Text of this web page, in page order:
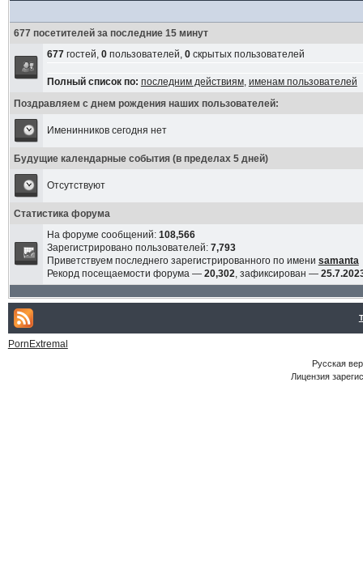
677 посетителей за последние 15 минут
677гостей, 0пользователей, 0скрытых пользователей
Полный список по: последним действиям, именам пользователей
Поздравляем с днем рождения наших пользователей:
Именинников сегодня нет
Будущие календарные события (в пределах 5 дней)
Отсутствуют
Статистика форума
На форуме сообщений: 108,566
Зарегистрировано пользователей: 7,793
Приветствуем последнего зарегистрированного по имени samanta
Рекорд посещаемости форума — 20,302, зафиксирован —
PornExtremal
Русская
Лицензия